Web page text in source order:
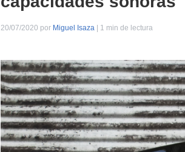
20/07/2020 por Miguel Isaza | 1 min de lectura